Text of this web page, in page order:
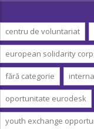
centru de voluntariat
european solidarity
fără categorie
oportunitate eurodesk
youth exchange